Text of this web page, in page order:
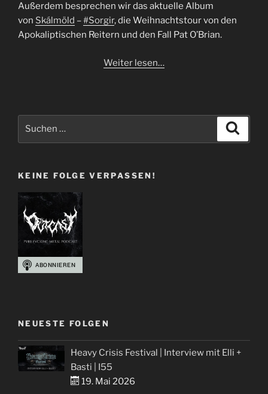
Außerdem besprechen wir das aktuelle Album
von Skálmöld –#Sorgir, die Weihnachtstour von den
Apokaliptischen Reitern und den Fall Pat O’Brian.
Weiter lesen…
KEINE FOLGE VERPASSEN!
NEUESTE FOLGEN
Heavy Crisis Festival | Interview mit Elli +
Basti | I55
19. Mai 2026